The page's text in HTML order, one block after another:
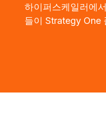
하이퍼스케일러에
들이 Strategy One